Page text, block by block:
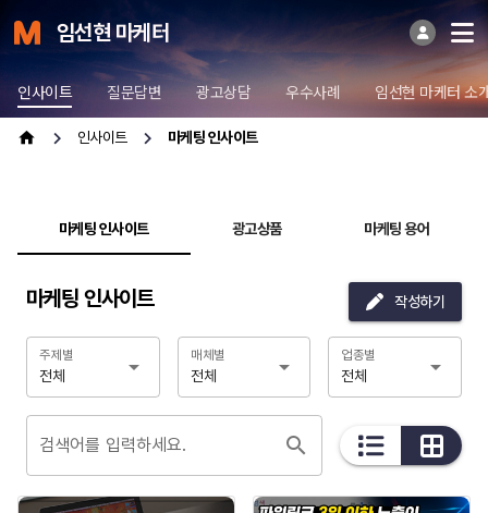
임선현 마케터
인사이트 질문답변 광고상담 우수사례 임선현 마케터 소
인사이트 마케팅 인사이트
마케팅 인사이트 광고상품 마케팅 용어
마케팅 인사이트 작성하기
전체
주제별
전체
매체별
전체
업종별
검색어를 입력하세요.